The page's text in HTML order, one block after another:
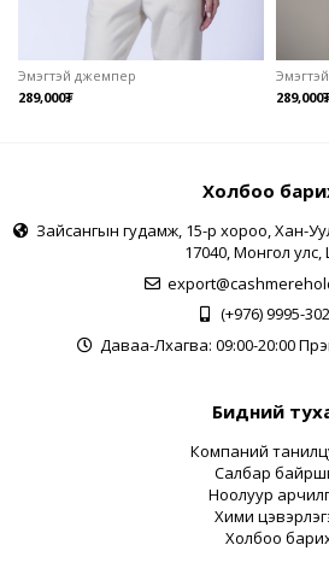
Эмэгтэй джемпер
289,000₮
Холбоо
Зайсангын гудамж, 15-р хороо, Хан-
17040, Монгол
(+976) 9995-
Даваа-Лхагва: 09:00-20:00
Бидний
Компаний
Салбар
Ноолуур
Хими
Холбоо